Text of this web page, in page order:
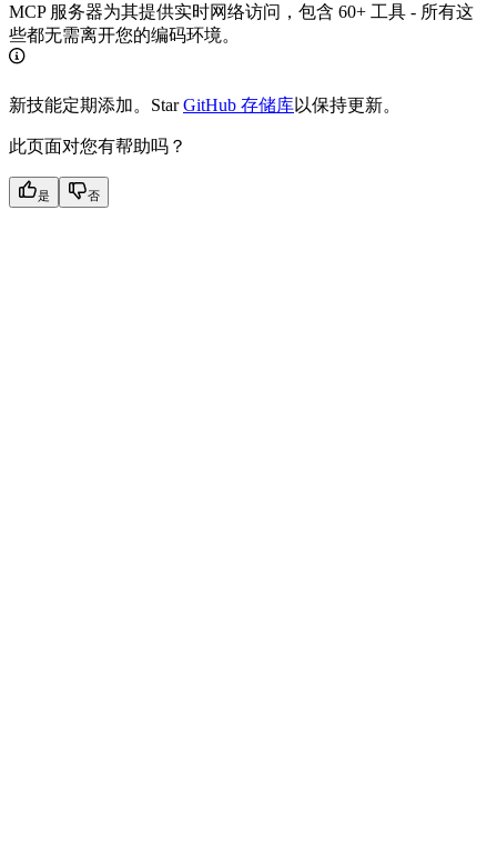
MCP 服务器为其提供实时网络访问，包含 60+ 工具 - 所有这
些都无需离开您的编码环境。
新技能定期添加。StarGitHub 存储库以保持更新。
此页面对您有帮助吗？
是 否